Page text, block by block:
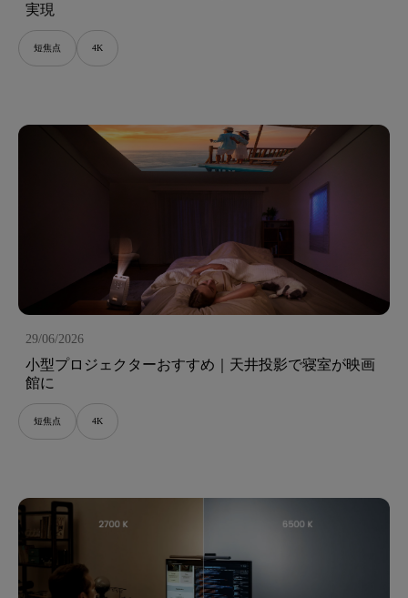
実現
短焦点 4K
29/06/2026
小型プロジェクターおすすめ｜天井投影で寝室が映画
館に
短焦点 4K